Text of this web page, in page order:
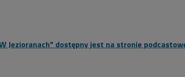
Jezioranach" dostępny jest na stronie